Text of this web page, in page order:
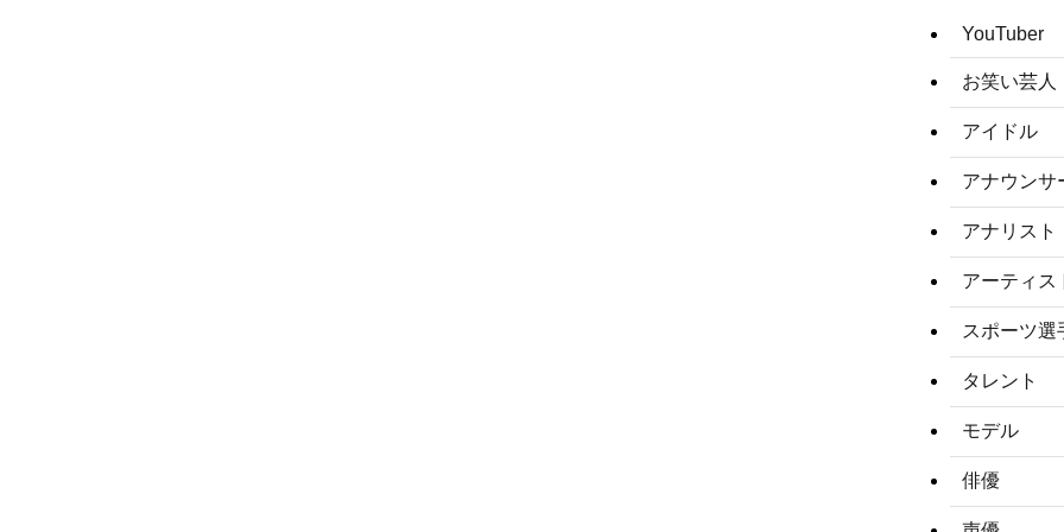
YouTuber
お笑い芸人
アイドル
アナウンサ
アナリスト
アーティス
スポーツ選
タレント
モデル
俳優